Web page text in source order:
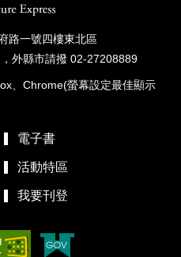
路一號四樓東北區
外縣市請撥 02-27208889
、Chrome(螢幕設定最佳顯示
電子書
活動特區
我要刊登